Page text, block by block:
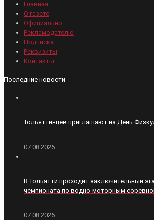
Главная
О газете
Официально
Рекламодателю
Подписка
Реквизиты
Контакты
Последние новости
Тольяттинцев приглашают на День
07.08.2026
В Тольятти проходит заключительный
чемпионата по водно-моторным
07.08.2026